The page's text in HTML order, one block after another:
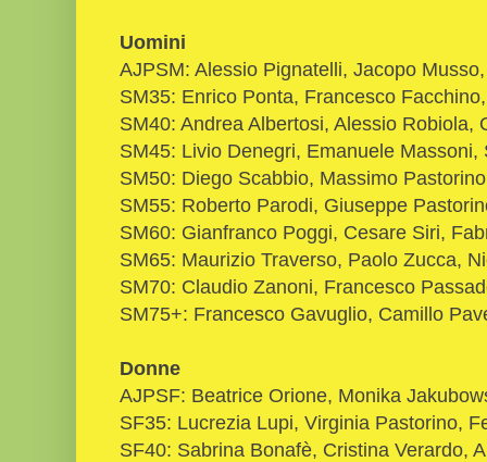
Uomini
AJPSM: Alessio Pignatelli, Jacopo
SM35: Enrico Ponta, Francesco
SM40: Andrea Albertosi, Alessio Robiola,
SM45: Livio Denegri, Emanuele Massoni,
SM50: Diego Scabbio, Massimo
SM55: Roberto Parodi, Giuseppe
SM60: Gianfranco Poggi, Cesare Siri,
SM65: Maurizio Traverso, Paolo Zucca,
SM70: Claudio Zanoni, Francesco
SM75+: Francesco Gavuglio, Camillo
Donne
AJPSF: Beatrice Orione, Monika
SF35: Lucrezia Lupi, Virginia Pastorino,
SF40: Sabrina Bonafè, Cristina Verardo,